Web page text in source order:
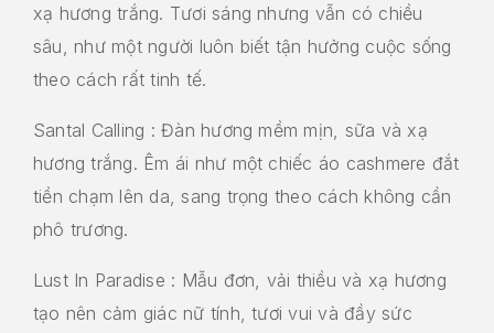
xạ hương trắng. Tươi sáng nhưng vẫn có chiều
sâu, như một người luôn biết tận hưởng cuộc sống
theo cách rất tinh tế.
Santal Calling : Đàn hương mềm mịn, sữa và xạ
hương trắng. Êm ái như một chiếc áo cashmere đắt
tiền chạm lên da, sang trọng theo cách không cần
phô trương.
Lust In Paradise : Mẫu đơn, vải thiều và xạ hương
tạo nên cảm giác nữ tính, tươi vui và đầy sức